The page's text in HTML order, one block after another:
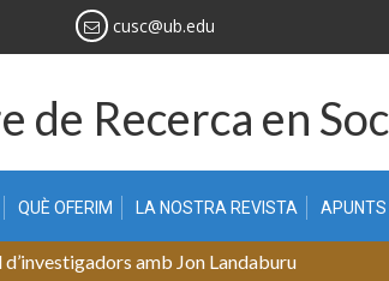
cusc@ub.edu
de Recerca en
QUÈ OFERIM LA NOSTRA REVISTA APUNTS
amb Jon Landaburu